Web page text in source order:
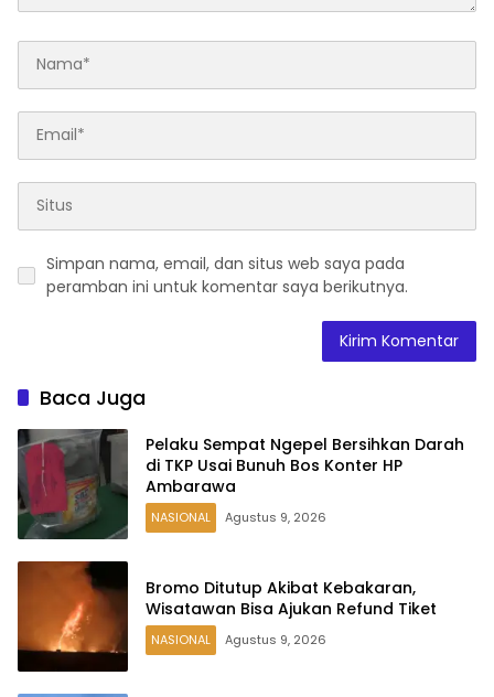
Simpan nama, email, dan situs web saya pada
peramban ini untuk komentar saya berikutnya.
Baca Juga
Pelaku Sempat Ngepel Bersihkan Darah
di TKP Usai Bunuh Bos Konter HP
Ambarawa
NASIONAL Agustus 9, 2026
Bromo Ditutup Akibat Kebakaran,
Wisatawan Bisa Ajukan Refund Tiket
NASIONAL Agustus 9, 2026